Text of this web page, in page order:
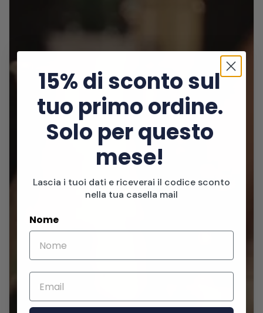
15% di sconto sul
tuo primo ordine.
Solo per questo
mese!
Lascia i tuoi dati e riceverai il codice sconto
nella tua casella mail
Nome
Email